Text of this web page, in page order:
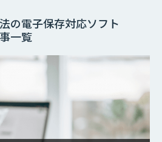
の電子保存対応ソフト
一覧